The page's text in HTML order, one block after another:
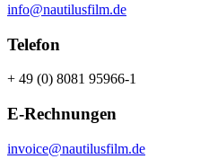
info@nautilusfilm.de
Telefon
+ 49 (0) 8081 95966-1
E-Rechnungen
invoice@nautilusfilm.de